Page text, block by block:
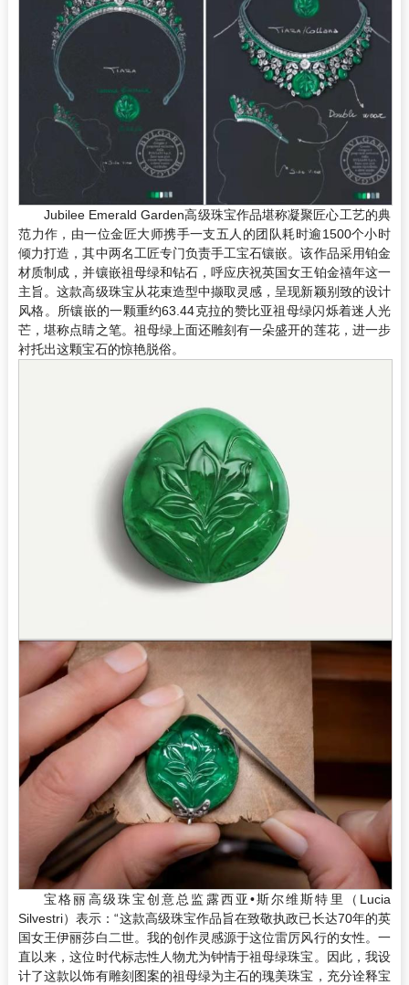
Jubilee Emerald Garden高级珠宝作品堪称凝聚匠心工艺的典
范力作，由一位金匠大师携手一支五人的团队耗时逾1500个小时
倾力打造，其中两名工匠专门负责手工宝石镶嵌。该作品采用铂金
材质制成，并镶嵌祖母绿和钻石，呼应庆祝英国女王铂金禧年这一
主旨。这款高级珠宝从花束造型中撷取灵感，呈现新颖别致的设计
风格。所镶嵌的一颗重约63.44克拉的赞比亚祖母绿闪烁着迷人光
芒，堪称点睛之笔。祖母绿上面还雕刻有一朵盛开的莲花，进一步
衬托出这颗宝石的惊艳脱俗。
宝格丽高级珠宝创意总监露西亚•斯尔维斯特里（Lucia
Silvestri）表示：“这款高级珠宝作品旨在致敬执政已长达70年的英
国女王伊丽莎白二世。我的创作灵感源于这位雷厉风行的女性。一
直以来，这位时代标志性人物尤为钟情于祖母绿珠宝。因此，我设
计了这款以饰有雕刻图案的祖母绿为主石的瑰美珠宝，充分诠释宝